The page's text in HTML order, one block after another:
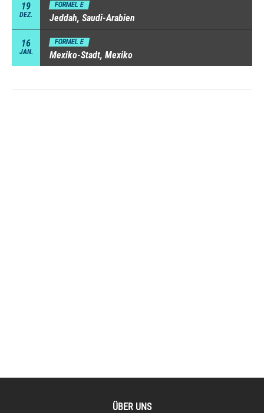
19
DEZ.
FORMEL E
Jeddah, Saudi-Arabien
16
JAN.
FORMEL E
Mexiko-Stadt, Mexiko
ÜBER UNS